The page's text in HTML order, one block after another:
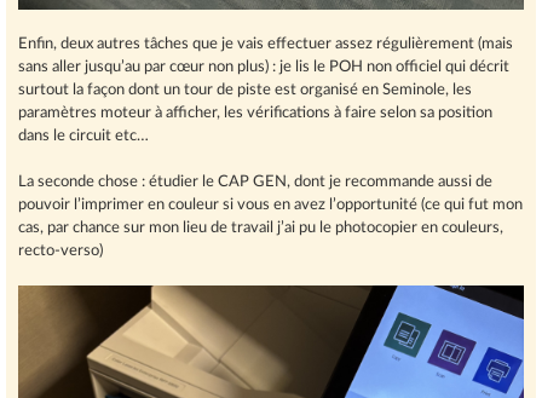
Enfin, deux autres tâches que je vais effectuer assez régulièrement (mais
sans aller jusqu’au par cœur non plus) : je lis le POH non officiel qui décrit
surtout la façon dont un tour de piste est organisé en Seminole, les
paramètres moteur à afficher, les vérifications à faire selon sa position
dans le circuit etc…
La seconde chose : étudier le CAP GEN, dont je recommande aussi de
pouvoir l’imprimer en couleur si vous en avez l’opportunité (ce qui fut mon
cas, par chance sur mon lieu de travail j’ai pu le photocopier en couleurs,
recto-verso)